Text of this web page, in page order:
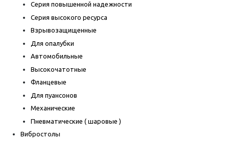
Серия повышенной надежности
Серия высокого ресурса
Взрывозащищенные
Для опалубки
Автомобильные
Высокочатотные
Фланцевые
Для пуансонов
Механические
Пневматические ( шаровые )
Вибростолы